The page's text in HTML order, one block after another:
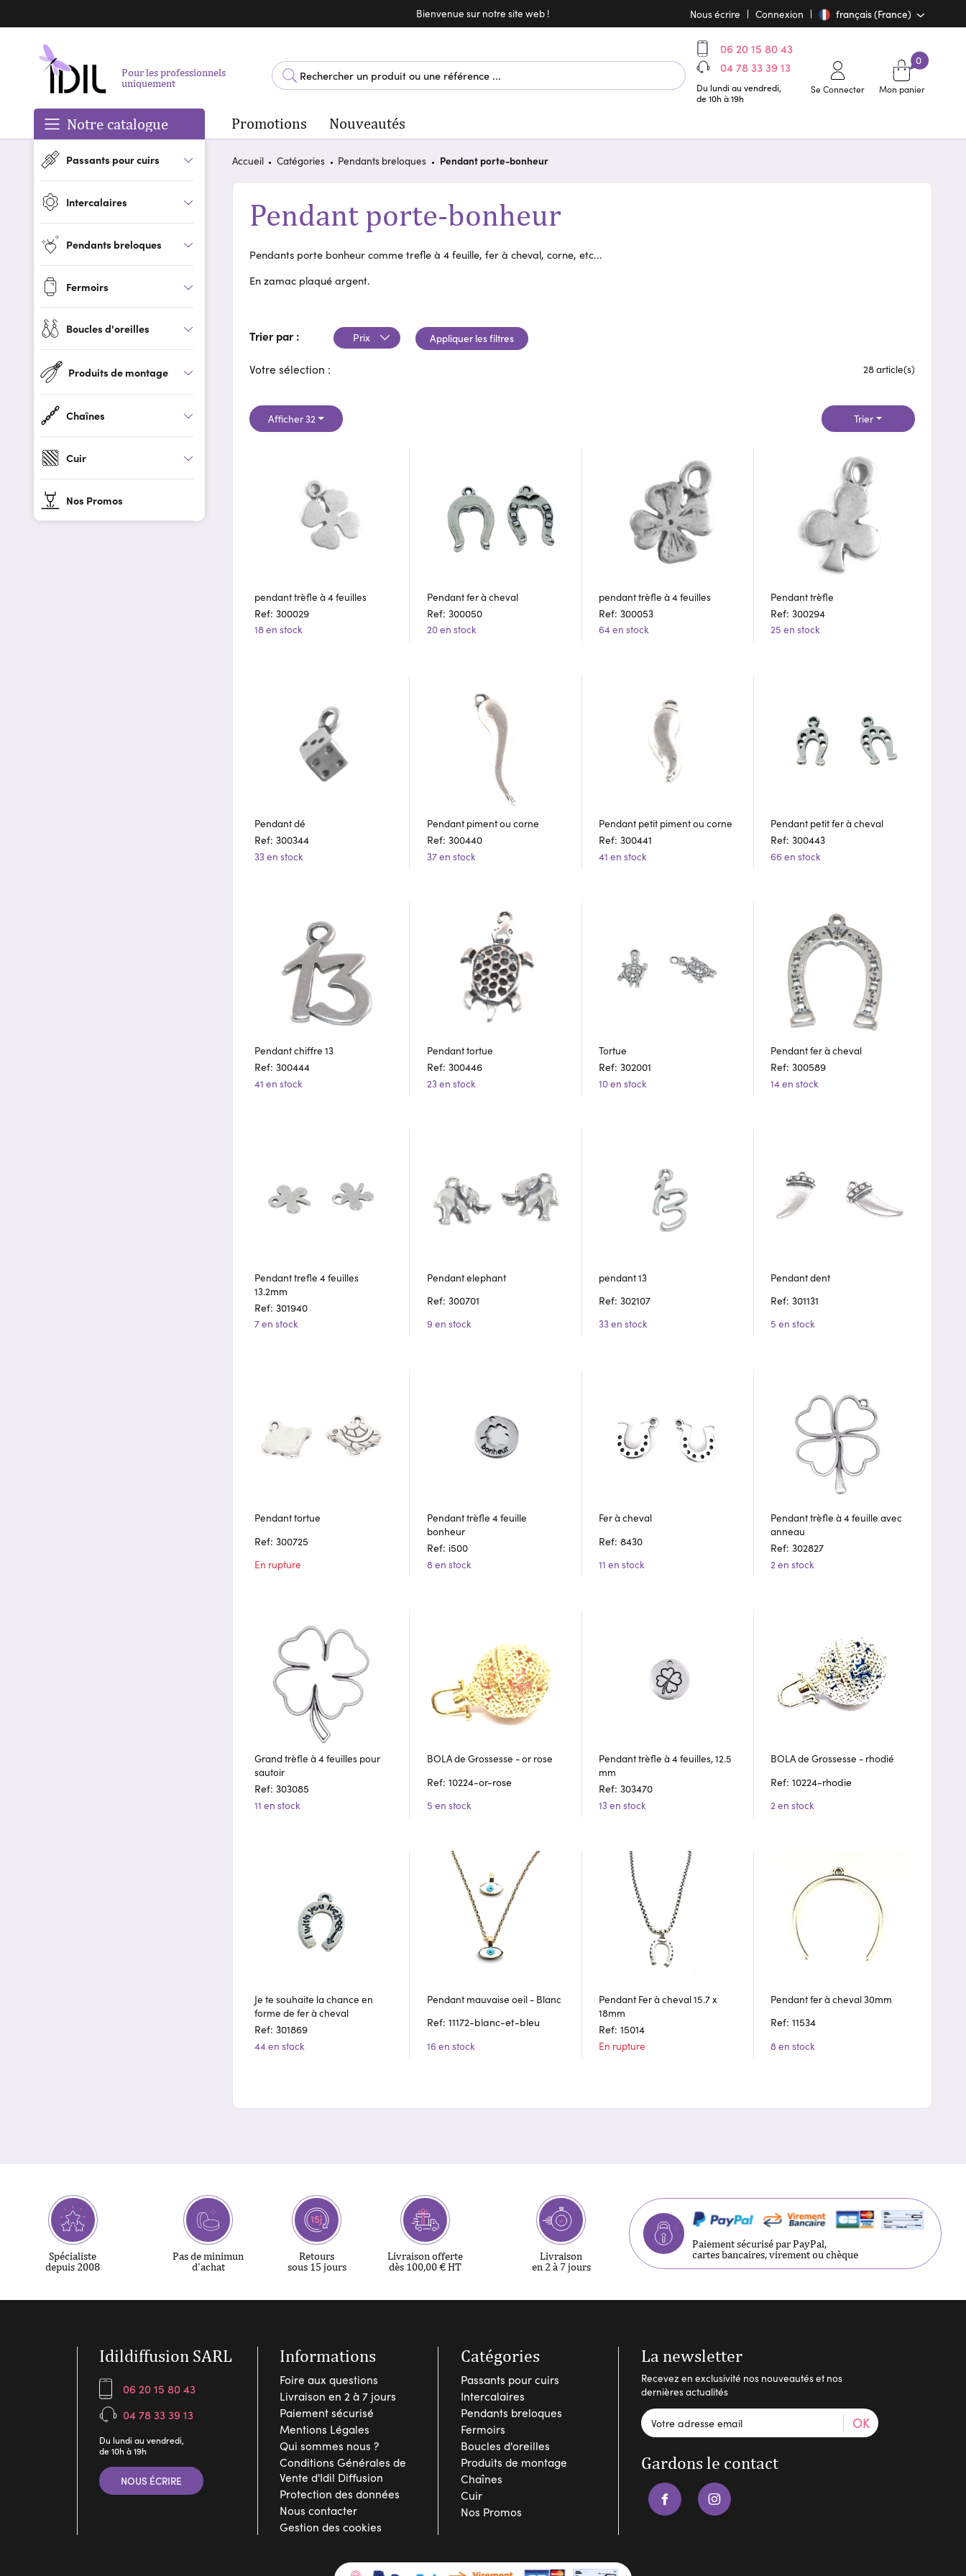
Bienvenue sur notre site web !
Bienvenue sur notre site web ! Nous écrire Connexion français (France)
Pour les professionnels
uniquement
06 20 15 80 43
04 78 33 39 13
Du lundi au vendredi,
de 10h à 19h
Se Connecter Mon panier
0
Notre catalogue Promotions Nouveautés
Passants pour cuirs
Intercalaires
Pendants breloques
Fermoirs
Boucles d'oreilles
Produits de montage
Chaînes
Cuir
Nos Promos
Accueil Catégories Pendants breloques Pendant porte-bonheur
Pendant porte-bonheur
Pendants porte bonheur comme trefle à 4 feuille, fer à cheval, corne, etc...
En zamac plaqué argent.
Trier par : Prix Appliquer les filtres
Votre sélection : 28 article(s)
Afficher 32 Trier
pendant trèfle à 4 feuilles
Ref: 300029
18 en stock
Pendant fer à cheval
Ref: 300050
20 en stock
pendant trèfle à 4 feuilles
Ref: 300053
64 en stock
Pendant trèfle
Ref: 300294
25 en stock
Pendant dé
Ref: 300344
33 en stock
Pendant piment ou corne
Ref: 300440
37 en stock
Pendant petit piment ou corne
Ref: 300441
41 en stock
Pendant petit fer à cheval
Ref: 300443
66 en stock
Pendant chiffre 13
Ref: 300444
41 en stock
Pendant tortue
Ref: 300446
23 en stock
Tortue
Ref: 302001
10 en stock
Pendant fer à cheval
Ref: 300589
14 en stock
Pendant trefle 4 feuilles
13.2mm
Ref: 301940
7 en stock
Pendant elephant
Ref: 300701
9 en stock
pendant 13
Ref: 302107
33 en stock
Pendant dent
Ref: 301131
5 en stock
Pendant tortue
Ref: 300725
En rupture
Pendant trèfle 4 feuille
bonheur
Ref: i500
8 en stock
Fer à cheval
Ref: 8430
11 en stock
Pendant trèfle à 4 feuille avec
anneau
Ref: 302827
2 en stock
Grand trèfle à 4 feuilles pour
sautoir
Ref: 303085
11 en stock
BOLA de Grossesse - or rose
Ref: 10224-or-rose
5 en stock
Pendant trèfle à 4 feuilles, 12.5
mm
Ref: 303470
13 en stock
BOLA de Grossesse - rhodié
Ref: 10224-rhodie
2 en stock
Je te souhaite la chance en
forme de fer à cheval
Ref: 301869
44 en stock
Pendant mauvaise oeil - Blanc
Ref: 11172-blanc-et-bleu
16 en stock
Pendant Fer à cheval 15.7 x
18mm
Ref: 15014
En rupture
Pendant fer à cheval 30mm
Ref: 11534
8 en stock
Spécialiste
depuis 2008
Pas de minimun
d'achat
Retours
sous 15 jours
Livraison offerte
dès 100,00 € HT
Livraison
en 2 à 7 jours
Paiement sécurisé par PayPal,
cartes bancaires, virement ou chèque
Idildiffusion SARL
06 20 15 80 43
04 78 33 39 13
Du lundi au vendredi,
de 10h à 19h
NOUS ÉCRIRE
Informations
Foire aux questions
Livraison en 2 à 7 jours
Paiement sécurisé
Mentions Légales
Qui sommes nous ?
Conditions Générales de
Vente d'Idil Diffusion
Protection des données
Nous contacter
Gestion des cookies
Catégories
Passants pour cuirs
Intercalaires
Pendants breloques
Fermoirs
Boucles d'oreilles
Produits de montage
Chaînes
Cuir
Nos Promos
La newsletter
Recevez en exclusivité nos nouveautés et nos
dernières actualités
OK
Gardons le contact